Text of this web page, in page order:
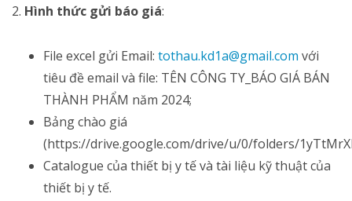
2. Hình thức gửi báo giá:
File excel gửi Email: tothau.kd1a@gmail.com với
tiêu đề email và file: TÊN CÔNG TY_BÁO GIÁ BÁN
THÀNH PHẨM năm 2024;
Bảng chào giá
(https://drive.google.com/drive/u/0/folders/
Catalogue của thiết bị y tế và tài liệu kỹ thuật của
thiết bị y tế.